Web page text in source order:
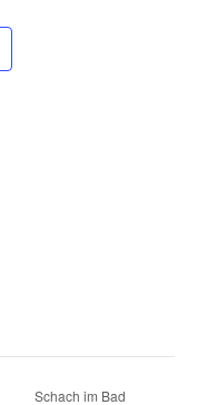
Schach im Bad